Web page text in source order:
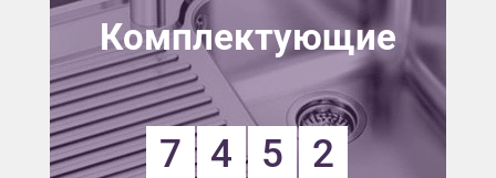
Комплектующие
7 4 5 2